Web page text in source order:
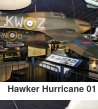
Hawker Hurricane 01